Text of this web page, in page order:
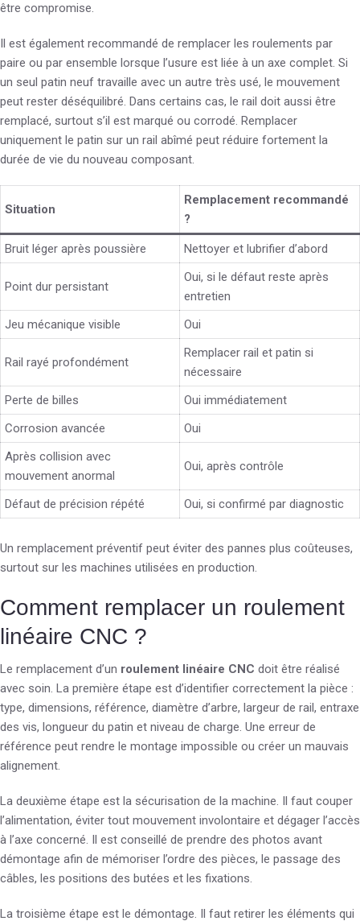
être compromise.
Il est également recommandé de remplacer les roulements par
paire ou par ensemble lorsque l’usure est liée à un axe complet. Si
un seul patin neuf travaille avec un autre très usé, le mouvement
peut rester déséquilibré. Dans certains cas, le rail doit aussi être
remplacé, surtout s’il est marqué ou corrodé. Remplacer
uniquement le patin sur un rail abîmé peut réduire fortement la
durée de vie du nouveau composant.
Situation
Remplacement recommandé
?
Bruit léger après poussière Nettoyer et lubrifier d’abord
Point dur persistant
Oui, si le défaut reste après
entretien
Jeu mécanique visible
Oui
Rail rayé profondément
Remplacer rail et patin si
nécessaire
Perte de billes
Oui immédiatement
Corrosion avancée
Oui
Après collision avec
mouvement anormal
Oui, après contrôle
Défaut de précision répété Oui, si confirmé par diagnostic
Un remplacement préventif peut éviter des pannes plus coûteuses,
surtout sur les machines utilisées en production.
Comment remplacer un roulement
linéaire CNC ?
Le remplacement d’un roulement linéaire CNC doit être réalisé
avec soin. La première étape est d’identifier correctement la pièce :
type, dimensions, référence, diamètre d’arbre, largeur de rail, entraxe
des vis, longueur du patin et niveau de charge. Une erreur de
référence peut rendre le montage impossible ou créer un mauvais
alignement.
La deuxième étape est la sécurisation de la machine. Il faut couper
l’alimentation, éviter tout mouvement involontaire et dégager l’accès
à l’axe concerné. Il est conseillé de prendre des photos avant
démontage afin de mémoriser l’ordre des pièces, le passage des
câbles, les positions des butées et les fixations.
La troisième étape est le démontage. Il faut retirer les éléments qui